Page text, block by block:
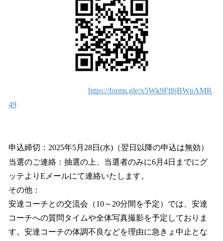
https://forms.gle/x5Wk9Ff8jBWpAMR
49
申込締切：2025年5月28日(水)（翌日以降の申込は無効）
当選のご連絡：抽選の上、当選者のみに6月4日までにグ
ッテよりEメールにて連絡いたします。
その他：
安達コーチとの交流会（10～20分間を予定）では、安達
コーチへの質問タイムや全体写真撮影を予定しておりま
す。安達コーチの体調不良などを理由に急きょ中止とな